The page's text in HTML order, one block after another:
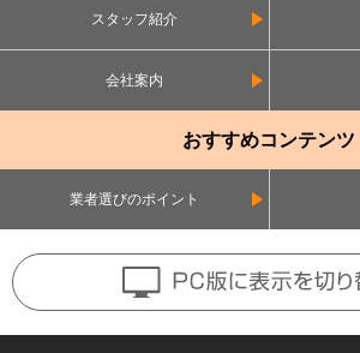
スタッフ紹介
会社案内
おすすめコンテンツ
業者選びのポイント